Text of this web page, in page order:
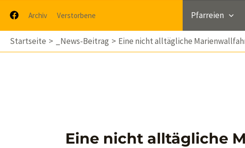
Archiv Verstorbene Pfarreien
Startseite _News-Beitrag Eine nicht alltägliche
Eine nicht alltägliche